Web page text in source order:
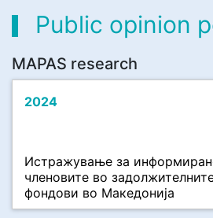
Public opinion
MAPAS research
2024
Истражување за
членовите во
фондови во Македонија